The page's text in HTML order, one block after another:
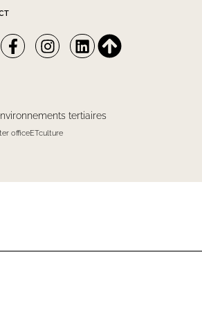
tertiaires
officeETculture